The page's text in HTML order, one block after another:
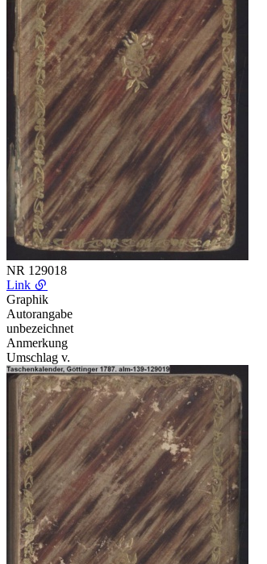
NR 129018
Link
Graphik
Autorangabe
unbezeichnet
Anmerkung
Umschlag v.